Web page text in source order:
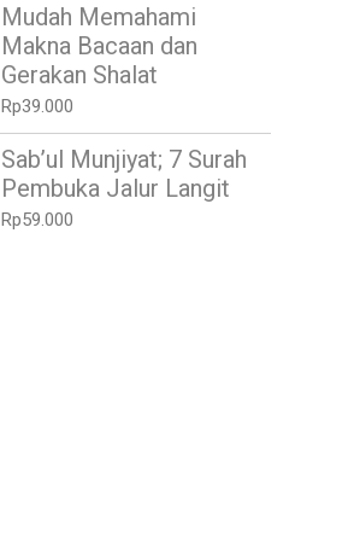
Mudah Memahami
Makna Bacaan dan
Gerakan Shalat
Rp39.000
Sab’ul Munjiyat; 7 Surah
Pembuka Jalur Langit
Rp59.000